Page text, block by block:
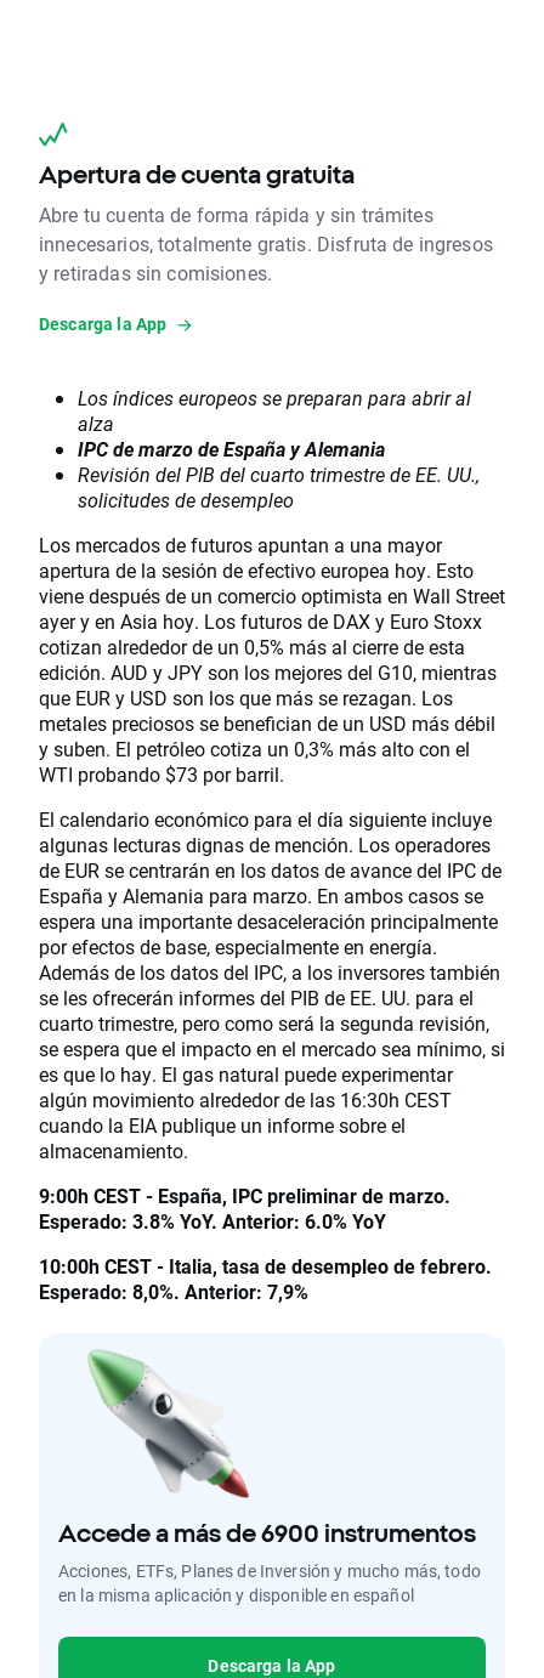
Apertura de cuenta gratuita
Abre tu cuenta de forma rápida y sin trámites
innecesarios, totalmente gratis. Disfruta de ingresos
y retiradas sin comisiones.
Descarga la App
Los índices europeos se preparan para abrir al
alza
IPC de marzo de España y Alemania
Revisión del PIB del cuarto trimestre de EE. UU.,
solicitudes de desempleo
Los mercados de futuros apuntan a una mayor
apertura de la sesión de efectivo europea hoy. Esto
viene después de un comercio optimista en Wall Street
ayer y en Asia hoy. Los futuros de DAX y Euro Stoxx
cotizan alrededor de un 0,5% más al cierre de esta
edición. AUD y JPY son los mejores del G10, mientras
que EUR y USD son los que más se rezagan. Los
metales preciosos se benefician de un USD más débil
y suben. El petróleo cotiza un 0,3% más alto con el
WTI probando $73 por barril.
El calendario económico para el día siguiente incluye
algunas lecturas dignas de mención. Los operadores
de EUR se centrarán en los datos de avance del IPC de
España y Alemania para marzo. En ambos casos se
espera una importante desaceleración principalmente
por efectos de base, especialmente en energía.
Además de los datos del IPC, a los inversores también
se les ofrecerán informes del PIB de EE. UU. para el
cuarto trimestre, pero como será la segunda revisión,
se espera que el impacto en el mercado sea mínimo, si
es que lo hay. El gas natural puede experimentar
algún movimiento alrededor de las 16:30h CEST
cuando la EIA publique un informe sobre el
almacenamiento.
9:00h CEST - España, IPC preliminar de marzo.
Esperado: 3.8% YoY. Anterior: 6.0% YoY
10:00h CEST - Italia, tasa de desempleo de febrero.
Esperado: 8,0%. Anterior: 7,9%
Accede a más de 6900 instrumentos
Acciones, ETFs, Planes de Inversión y mucho más, todo
en la misma aplicación y disponible en español
Descarga la App